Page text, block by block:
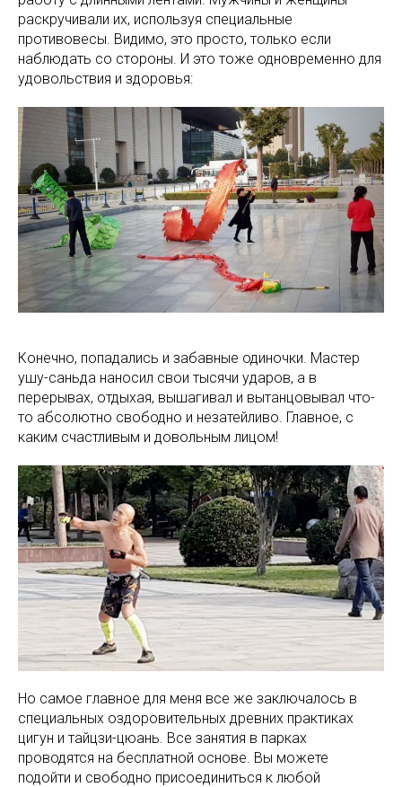
раскручивали их, используя специальные
противовесы. Видимо, это просто, только если
наблюдать со стороны. И это тоже одновременно для
удовольствия и здоровья:
Конечно, попадались и забавные одиночки. Мастер
ушу-саньда наносил свои тысячи ударов, а в
перерывах, отдыхая, вышагивал и вытанцовывал что-
то абсолютно свободно и незатейливо. Главное, с
каким счастливым и довольным лицом!
Но самое главное для меня все же заключалось в
специальных оздоровительных древних практиках
цигун и тайцзи-цюань. Все занятия в парках
проводятся на бесплатной основе. Вы можете
подойти и свободно присоединиться к любой